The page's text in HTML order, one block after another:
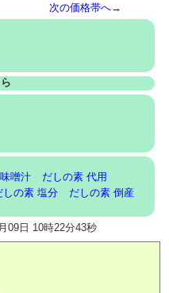
次の価格帯へ→
噌汁
だしの素 代用
しの素 塩分
だしの素 倒産
09日 10時22分43秒